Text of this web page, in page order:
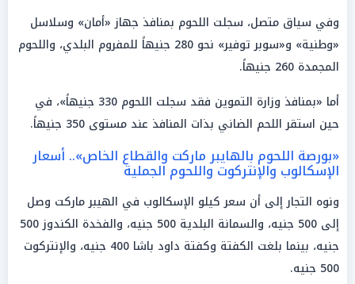
وفي سياق متصل، سجلت اللحوم بمنافذ جهاز «أمان» وسلاسل
«وطنية» و«سوبر توفير» نحو 280 جنيهاً للمفروم البلدي، واللحوم
المجمدة 260 جنيهاً.
أما «بمنافذ وزارة التموين فقد سجلت اللحوم 330 جنيهاً»، في
حين استقر اللحم الضاني بذات المنافذ عند مستوى 350 جنيهاً.
«بورصة اللحوم بالهايبر ماركت والقطاع الخاص».. أسعار
الإسكالوب والإنتركوت واللحوم الجملية
ونوه التجار إلى أن سعر كيلو الإسكالوب في الهيبر ماركت وصل
إلى 500 جنيه، والسمانة البلدية 500 جنيه، والفخدة الكندوز 500
جنيه، بينما بلغت الكفتة وكفتة داود باشا 400 جنيه، والإنتركوت
500 جنيه.